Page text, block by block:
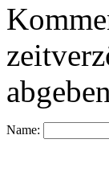
Name: